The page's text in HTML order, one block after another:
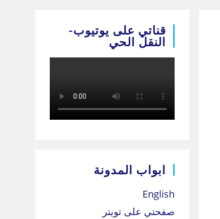
قناتي على يوتيوب-
النقل الحي
ابواب المدونة
English
صفحتي على تويتر